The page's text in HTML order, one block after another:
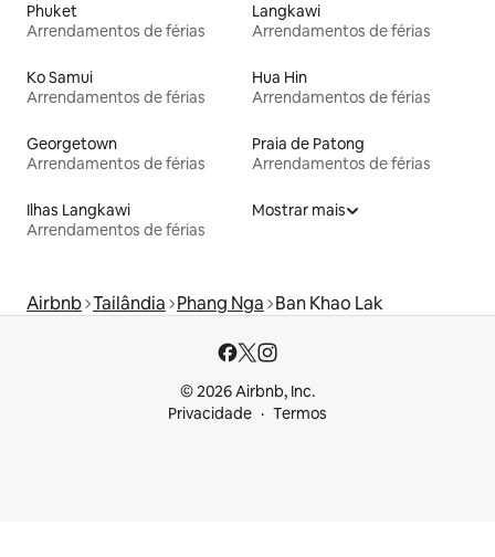
Phuket
Arrendamentos de férias
Langkawi
Arrendamentos de férias
Ko Samui
Arrendamentos de férias
Hua Hin
Arrendamentos de férias
Georgetown
Arrendamentos de férias
Praia de Patong
Arrendamentos de férias
Ilhas Langkawi
Arrendamentos de férias
Mostrar mais
Airbnb Tailândia Phang Nga Ban Khao Lak
© 2026 Airbnb, Inc.
Privacidade
Termos